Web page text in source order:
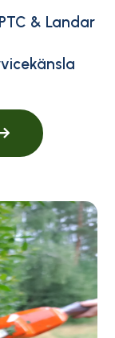
& Landar